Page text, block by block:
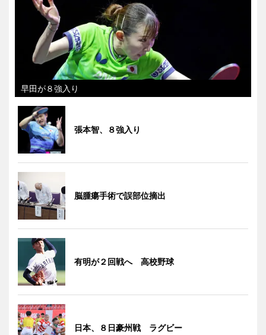
早田が８強入り
張本智、８強入り
脳腫瘍手術で誤部位摘出
有明が２回戦へ 高校野球
日本、８日豪州戦 ラグビー